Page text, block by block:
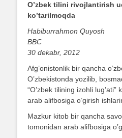
O’zbek tilini rivojlantirish
ko’tarilmoqda
Habiburrahmon Quyosh
BBC
30 dekabr, 2012
Afg’onistonlik bir qancha
O’zbekistonda yozilib,
“O’zbek tilining izohli
arab alifbosiga o’girish
Mazkur kitob bir qancha
tomonidan arab alifbosiga